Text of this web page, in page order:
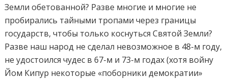
Земли обетованной? Разве многие и многие не
пробирались тайными тропами через границы
государств, чтобы только коснуться Святой Земли?
Разве наш народ не сделал невозможное в 48-м году,
не удостоился чудес в 67-м и 73-м годах (хотя войну
Йом Кипур некоторые «поборники демократии»